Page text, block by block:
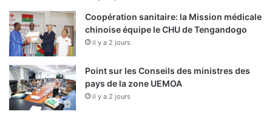
Coopération sanitaire: la Mission médicale
chinoise équipe le CHU de Tengandogo
il y a 2 jours
Point sur les Conseils des ministres des
pays de la zone UEMOA
il y a 2 jours